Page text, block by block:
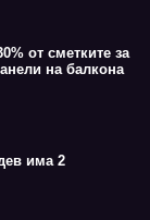
от сметките за
на балкона
има 2